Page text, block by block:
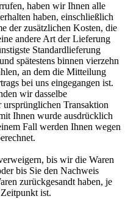
haben wir Ihnen alle
haben, einschließlich
der zusätzlichen Kosten, die
andere Art der Lieferung
Standardlieferung
spätestens binnen vierzehn
an dem die Mitteilung
bei uns eingegangen ist.
wir dasselbe
ursprünglichen Transaktion
Ihnen wurde ausdrücklich
Fall werden Ihnen wegen
bis wir die Waren
bis Sie den Nachweis
zurückgesandt haben, je
ist.